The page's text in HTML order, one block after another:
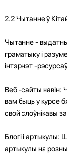
2.2 Чытанне ў
Чытанне -
граматыку і
інтэрнэт -
Веб -сайты навін:
вам быць у курсе
свой слоўнікавы
Блогі і артыкулы:
артыкулы на